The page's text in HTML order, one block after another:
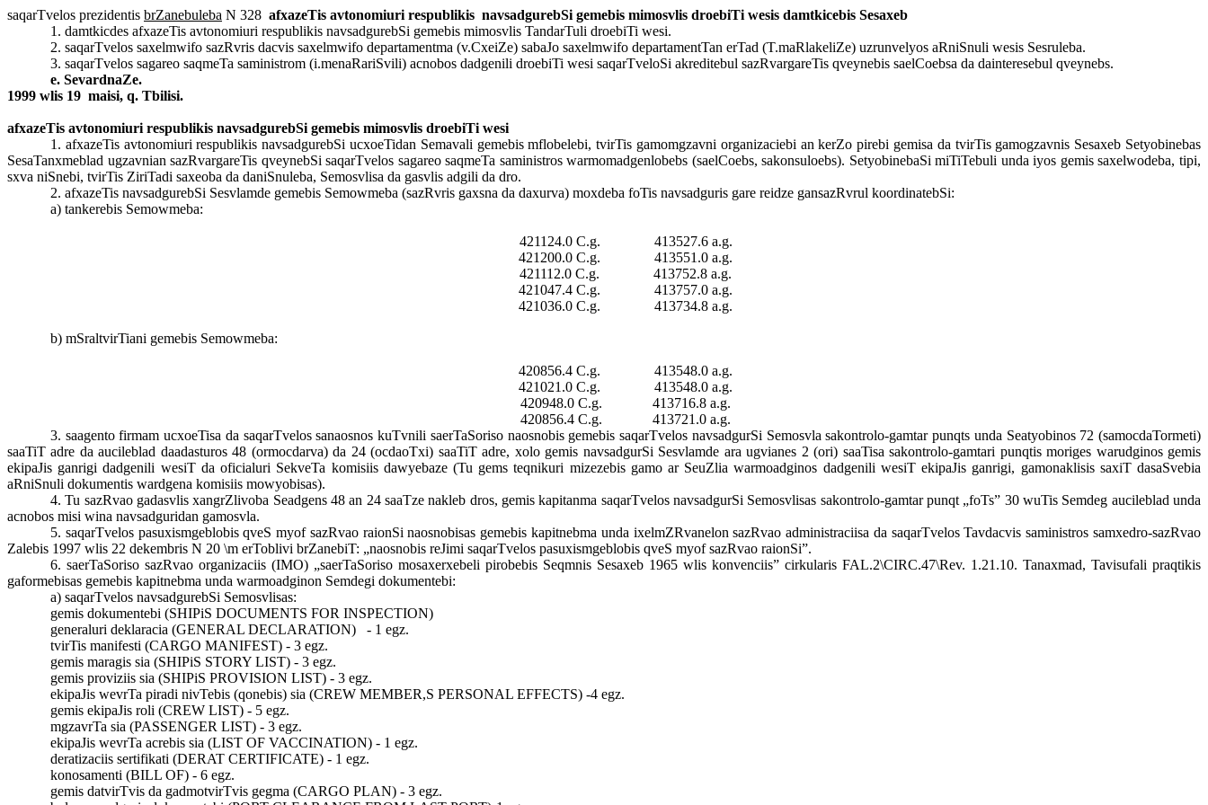
saqarTvelos prezidentis brZanebuleba N 328 afxazeTis avtonomiuri respublikis navsadgurebSi gemebis mimosvlis droebiTi wesis damtkicebis Sesaxeb
1. damtkicdes afxazeTis avtonomiuri respublikis navsadgurebSi gemebis mimosvlis TandarTuli droebiTi wesi.
2. saqarTvelos saxelmwifo sazRvris dacvis saxelmwifo departamentma (v.CxeiZe) sabaJo saxelmwifo departamentTan erTad (T.maRlakeliZe) uzrunvelyos aRniSnuli wesis Sesruleba.
3. saqarTvelos sagareo saqmeTa saministrom (i.menaRariSvili) acnobos dadgenili droebiTi wesi saqarTveloSi akreditebul sazRvargareTis qveynebis saelCoebsa da dainteresebul qveynebs.
e. SevardnaZe.
1999 wlis 19 maisi, q. Tbilisi.
afxazeTis avtonomiuri respublikis navsadgurebSi gemebis mimosvlis droebiTi wesi
1. afxazeTis avtonomiuri respublikis navsadgurebSi ucxoeTidan Semavali gemebis mflobelebi, tvirTis gamomgzavni organizaciebi an kerZo pirebi gemisa da tvirTis gamogzavnis Sesaxeb Setyobinebas
SesaTanxmeblad ugzavnian sazRvargareTis qveynebSi saqarTvelos sagareo saqmeTa saministros warmomadgenlobebs (saelCoebs, sakonsuloebs). SetyobinebaSi miTiTebuli unda iyos gemis saxelwodeba, tipi,
sxva niSnebi, tvirTis ZiriTadi saxeoba da daniSnuleba, Semosvlisa da gasvlis adgili da dro.
2. afxazeTis navsadgurebSi Sesvlamde gemebis Semowmeba (sazRvris gaxsna da daxurva) moxdeba foTis navsadguris gare reidze gansazRvrul koordinatebSi:
a) tankerebis Semowmeba:
421124.0 C.g.
413527.6 a.g.
421200.0 C.g.
413551.0 a.g.
421112.0 C.g.
413752.8 a.g.
421047.4 C.g.
413757.0 a.g.
421036.0 C.g.
413734.8 a.g.
b) mSraltvirTiani gemebis Semowmeba:
420856.4 C.g.
413548.0 a.g.
421021.0 C.g.
413548.0 a.g.
420948.0 C.g.
413716.8 a.g.
420856.4 C.g.
413721.0 a.g.
3. saagento firmam ucxoeTisa da saqarTvelos sanaosnos kuTvnili saerTaSoriso naosnobis gemebis saqarTvelos navsadgurSi Semosvla sakontrolo-gamtar punqts unda Seatyobinos 72 (samocdaTormeti)
saaTiT adre da aucileblad daadasturos 48 (ormocdarva) da 24 (ocdaoTxi) saaTiT adre, xolo gemis navsadgurSi Sesvlamde ara ugvianes 2 (ori) saaTisa sakontrolo-gamtari punqtis moriges warudginos gemis
ekipaJis ganrigi dadgenili wesiT da oficialuri SekveTa komisiis dawyebaze (Tu gems teqnikuri mizezebis gamo ar SeuZlia warmoadginos dadgenili wesiT ekipaJis ganrigi, gamonaklisis saxiT dasaSvebia
aRniSnuli dokumentis wardgena komisiis mowyobisas).
4. Tu sazRvao gadasvlis xangrZlivoba Seadgens 48 an 24 saaTze nakleb dros, gemis kapitanma saqarTvelos navsadgurSi Semosvlisas sakontrolo-gamtar punqt „foTs” 30 wuTis Semdeg aucileblad unda
acnobos misi wina navsadguridan gamosvla.
5. saqarTvelos pasuxismgeblobis qveS myof sazRvao raionSi naosnobisas gemebis kapitnebma unda ixelmZRvanelon sazRvao administraciisa da saqarTvelos Tavdacvis saministros samxedro-sazRvao
Zalebis 1997 wlis 22 dekembris N 20 \m erToblivi brZanebiT: „naosnobis reJimi saqarTvelos pasuxismgeblobis qveS myof sazRvao raionSi”.
6. saerTaSoriso sazRvao organizaciis (IMO) „saerTaSoriso mosaxerxebeli pirobebis Seqmnis Sesaxeb 1965 wlis konvenciis” cirkularis FAL.2\CIRC.47\Rev. 1.21.10. Tanaxmad, Tavisufali praqtikis
gaformebisas gemebis kapitnebma unda warmoadginon Semdegi dokumentebi:
a) saqarTvelos navsadgurebSi Semosvlisas:
gemis dokumentebi (SHIPiS DOCUMENTS FOR INSPECTION)
generaluri deklaracia (GENERAL DECLARATION) - 1 egz.
tvirTis manifesti (CARGO MANIFEST) - 3 egz.
gemis maragis sia (SHIPiS STORY LIST) - 3 egz.
gemis proviziis sia (SHIPiS PROVISION LIST) - 3 egz.
ekipaJis wevrTa piradi nivTebis (qonebis) sia (CREW MEMBER,S PERSONAL EFFECTS) -4 egz.
gemis ekipaJis roli (CREW LIST) - 5 egz.
mgzavrTa sia (PASSENGER LIST) - 3 egz.
ekipaJis wevrTa acrebis sia (LIST OF VACCINATION) - 1 egz.
deratizaciis sertifikati (DERAT CERTIFICATE) - 1 egz.
konosamenti (BILL OF) - 6 egz.
gemis datvirTvis da gadmotvirTvis gegma (CARGO PLAN) - 3 egz.